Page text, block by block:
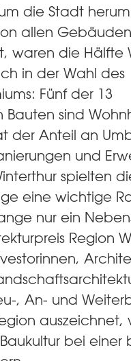
die Stadt
allen
waren die Hälfte
in der Wahl des
Fünf der 13
sind
der Anteil an
und
spielten
eine wichtige
nur ein
Region
, An- und
auszeichnet,
bei einer